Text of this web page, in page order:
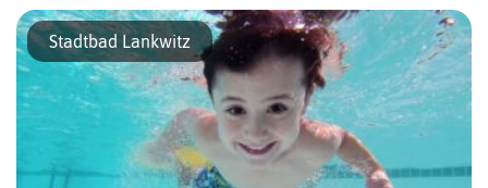
Depuis de nombreuses années, l’association Flussbad Berlin
(littéralement bain de la rivière) promeut une initiative de
développement urbain qui vise à dynamiser le canal de la Spree,
largement inutilisé depuis plus de […]
Stadtbad Lankwitz